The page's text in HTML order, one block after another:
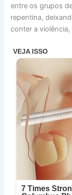
entre os grupos
repentina,
conter a